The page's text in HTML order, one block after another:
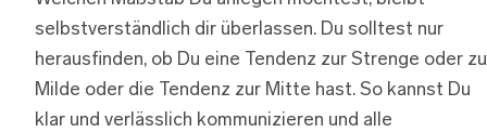
selbstverständlich dir überlassen. Du solltest nur
herausfinden, ob Du eine Tendenz zur Strenge oder
Milde oder die Tendenz zur Mitte hast. So kannst Du
klar und verlässlich kommunizieren und alle